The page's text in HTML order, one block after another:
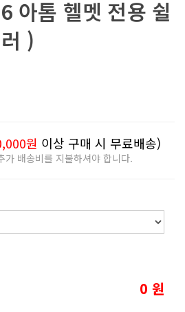
아톰 헬멧 전용 쉴
)
원 이상 구매 시 무료배송)
가 배송비를 지불하셔야 합니다.
0 원